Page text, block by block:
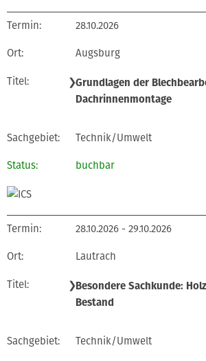
28.10.2026
Augsburg
❯Grundlagen der
Dachrinnenmontage
Technik/Umwelt
buchbar
28.10.2026 - 29.10.2026
Lautrach
❯Besondere Sachkunde:
Bestand
Technik/Umwelt